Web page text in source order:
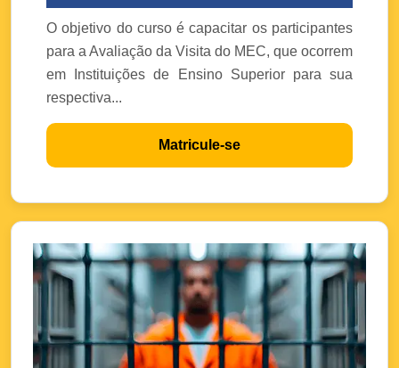
O objetivo do curso é capacitar os participantes
para a Avaliação da Visita do MEC, que ocorrem
em Instituições de Ensino Superior para sua
respectiva...
Matricule-se